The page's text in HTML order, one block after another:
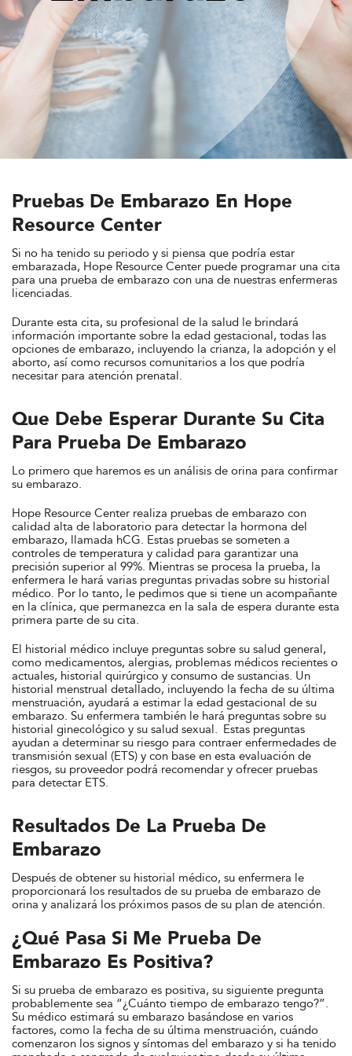
Pruebas De Embarazo En Hope
Resource Center
Si no ha tenido su periodo y si piensa que podría estar
embarazada, Hope Resource Center puede programar una cita
para una prueba de embarazo con una de nuestras enfermeras
licenciadas.
Durante esta cita, su profesional de la salud le brindará
información importante sobre la edad gestacional, todas las
opciones de embarazo, incluyendo la crianza, la adopción y el
aborto, así como recursos comunitarios a los que podría
necesitar para atención prenatal.
Que Debe Esperar Durante Su Cita
Para Prueba De Embarazo
Lo primero que haremos es un análisis de orina para confirmar
su embarazo.
Hope Resource Center realiza pruebas de embarazo con
calidad alta de laboratorio para detectar la hormona del
embarazo, llamada hCG. Estas pruebas se someten a
controles de temperatura y calidad para garantizar una
precisión superior al 99%. Mientras se procesa la prueba, la
enfermera le hará varias preguntas privadas sobre su historial
médico. Por lo tanto, le pedimos que si tiene un acompañante
en la clínica, que permanezca en la sala de espera durante esta
primera parte de su cita.
El historial médico incluye preguntas sobre su salud general,
como medicamentos, alergias, problemas médicos recientes o
actuales, historial quirúrgico y consumo de sustancias. Un
historial menstrual detallado, incluyendo la fecha de su última
menstruación, ayudará a estimar la edad gestacional de su
embarazo. Su enfermera también le hará preguntas sobre su
historial ginecológico y su salud sexual. Estas preguntas
ayudan a determinar su riesgo para contraer enfermedades de
transmisión sexual (ETS) y con base en esta evaluación de
riesgos, su proveedor podrá recomendar y ofrecer pruebas
para detectar ETS.
Resultados De La Prueba De
Embarazo
Después de obtener su historial médico, su enfermera le
proporcionará los resultados de su prueba de embarazo de
orina y analizará los próximos pasos de su plan de atención.
¿Qué Pasa Si Me Prueba De
Embarazo Es Positiva?
Si su prueba de embarazo es positiva, su siguiente pregunta
probablemente sea “¿Cuánto tiempo de embarazo tengo?”.
Su médico estimará su embarazo basándose en varios
factores, como la fecha de su última menstruación, cuándo
comenzaron los signos y síntomas del embarazo y si ha tenido